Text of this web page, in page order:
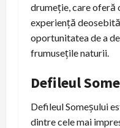
drumeție, care oferă
experiență
oportunitatea de a
frumusețile naturii.
Defileul
Defileul Someșului
dintre cele mai